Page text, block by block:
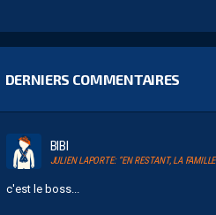
DERNIERS COMMENTAIRES
BIBI
c'est le boss...